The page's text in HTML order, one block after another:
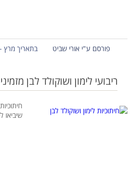
פורסם ע"י אורי שביט בתאריך מרץ - 28 - 2020
ריבועי לימון ושוקולד לבן
שיביאו